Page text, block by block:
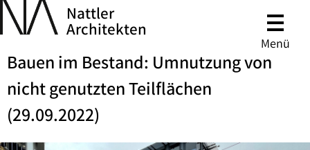
Nattler
Architekten
Menü
Bauen im Bestand: Umnutzung von
nicht genutzten Teilflächen
(29.09.2022)